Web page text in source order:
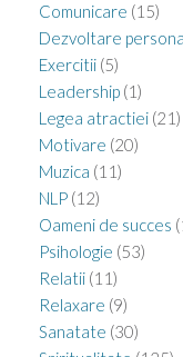
Comunicare (15)
Dezvoltare
Exercitii(5)
Leadership(1)
Legea atractiei(21)
Motivare (20)
Muzica (11)
NLP(12)
Oameni de succes
Psihologie (53)
Relatii(11)
Relaxare (9)
Sanatate (30)